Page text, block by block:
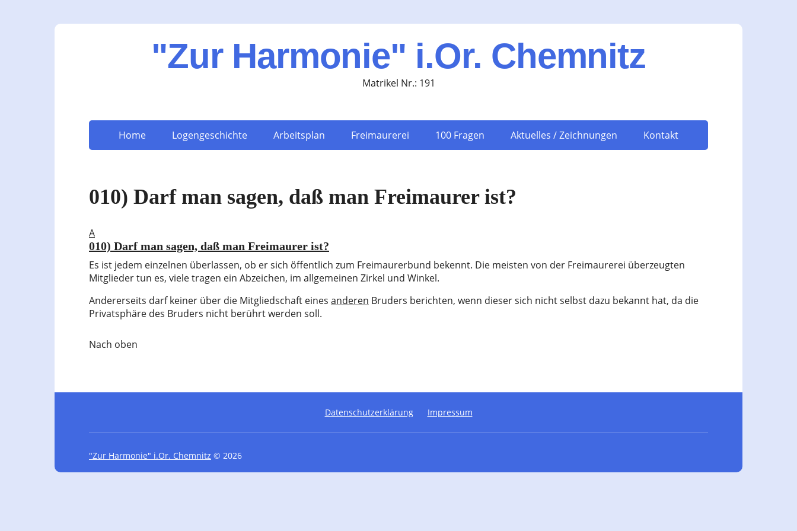
"Zur Harmonie" i.Or. Chemnitz
Matrikel Nr.: 191
Home Logengeschichte Arbeitsplan Freimaurerei 100 Fragen Aktuelles / Zeichnungen Kontakt
010) Darf man sagen, daß man Freimaurer ist?
A
010) Darf man sagen, daß man Freimaurer ist?
Es ist jedem einzelnen überlassen, ob er sich öffentlich zum Freimaurerbund bekennt. Die meisten von der Freimaurerei überzeugten
Mitglieder tun es, viele tragen ein Abzeichen, im allgemeinen Zirkel und Winkel.
Andererseits darf keiner über die Mitgliedschaft eines anderen Bruders berichten, wenn dieser sich nicht selbst dazu bekannt hat, da die
Privatsphäre des Bruders nicht berührt werden soll.
Nach oben
Datenschutzerklärung Impressum
"Zur Harmonie" i.Or. Chemnitz © 2026